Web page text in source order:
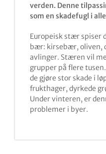
verden. Denne
som en skadefugl i
Europeisk stær spiser
bær: kirsebær, oliven,
avlinger. Stæren vil
grupper på flere
de gjøre stor skade i
frukthager, dyrkede
Under vinteren, er
problemer i byer.